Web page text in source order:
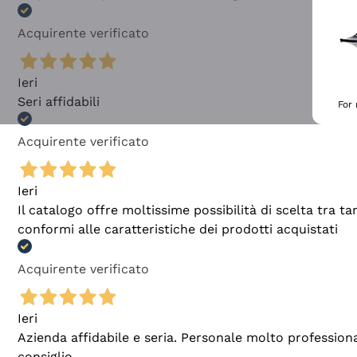
Acquirente verificato
Ieri
Seri affidabili
Acquirente verificato
Ieri
Il catalogo offre moltissime possibilità di scelta tra
conformi alle caratteristiche dei prodotti acquistati
Acquirente verificato
Ieri
Azienda affidabile e seria. Personale molto
For